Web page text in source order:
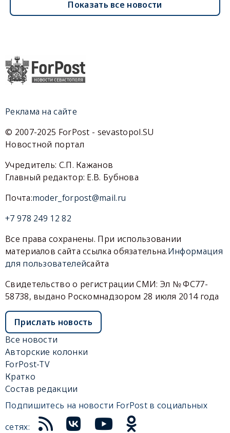
Показать все новости
Реклама на сайте
© 2007-2025 ForPost - sevastopol.SU
Новостной портал
Учредитель: С.П. Кажанов
Главный редактор: Е.В. Бубнова
Почта:moder_forpost@mail.ru
+7 978 249 12 82
Все права сохранены. При использовании
материалов сайта ссылка обязательна.Информация
для пользователейсайта
Свидетельство о регистрации СМИ: Эл № ФС77-
58738, выдано Роскомнадзором 28 июля 2014 года
Прислать новость
Все новости
Авторские колонки
ForPost-TV
Кратко
Состав редакции
Подпишитесь на новости ForPost в социальных
сетях: